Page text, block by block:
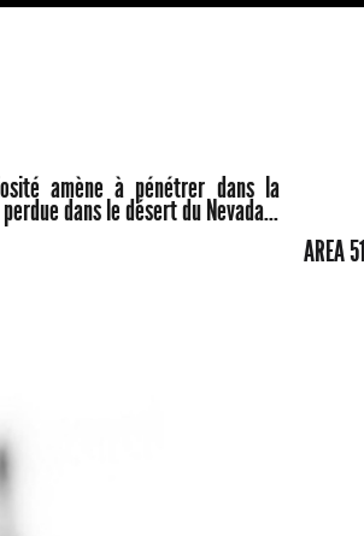
amène à pénétrer dans la
dans le désert du Nevada...
AREA 51